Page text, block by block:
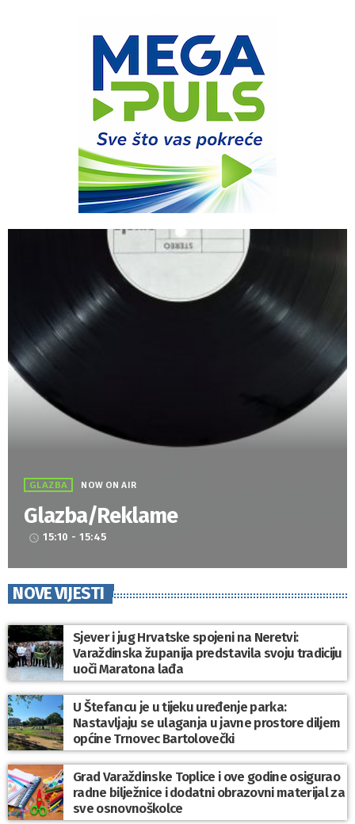
GLAZBA NOW ON AIR
Glazba/Reklame
access_time 15:10 - 15:45
NOVE VIJESTI
Sjever i jug Hrvatske spojeni na Neretvi:
Varaždinska županija predstavila svoju tradiciju
uoči Maratona lađa
U Štefancu je u tijeku uređenje parka:
Nastavljaju se ulaganja u javne prostore diljem
općine Trnovec Bartolovečki
Grad Varaždinske Toplice i ove godine osigurao
radne bilježnice i dodatni obrazovni materijal za
sve osnovnoškolce